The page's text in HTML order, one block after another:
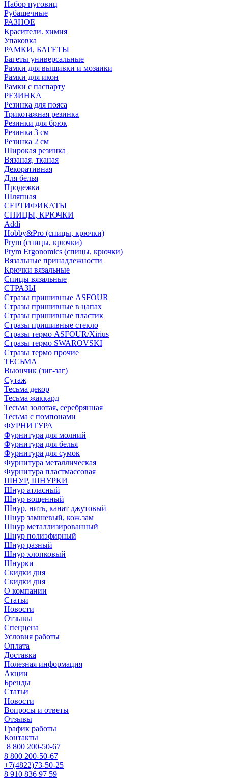
Набор пуговиц
Рубашечные
РАЗНОЕ
Красители. химия
Упаковка
РАМКИ, БАГЕТЫ
Багеты универсальные
Рамки для вышивки и мозаики
Рамки для икон
Рамки с паспарту
РЕЗИНКА
Резинка для пояса
Трикотажная резинка
Резинки для брюк
Резинка 3 см
Резинка 2 см
Широкая резинка
Вязаная, тканая
Декоративная
Для белья
Продежка
Шляпная
СЕРТИФИКАТЫ
СПИЦЫ, КРЮЧКИ
Addi
Hobby&Pro (спицы, крючки)
Prym (спицы, крючки)
Prym Ergonomics (спицы, крючки)
Вязальные принадлежности
Крючки вязальные
Спицы вязальные
СТРАЗЫ
Стразы пришивные ASFOUR
Стразы пришивные в цапах
Стразы пришивные пластик
Стразы пришивные стекло
Стразы термо ASFOUR/Xirius
Стразы термо SWAROVSKI
Стразы термо прочие
ТЕСЬМА
Вьюнчик (зиг-заг)
Сутаж
Тесьма декор
Тесьма жаккард
Тесьма золотая, серебрянная
Тесьма с помпонами
ФУРНИТУРА
Фурнитура для молний
Фурнитура для белья
Фурнитура для сумок
Фурнитура металлическая
Фурнитура пластмассовая
ШНУР, ШНУРКИ
Шнур атласный
Шнур вощенный
Шнур, нить, канат джутовый
Шнур замшевый, кож.зам
Шнур металлизированный
Шнур полиэфирный
Шнур разный
Шнур хлопковый
Шнурки
Скидки дня
Скидки дня
О компании
Статьи
Новости
Отзывы
Спеццена
Условия работы
Оплата
Доставка
Полезная информация
Акции
Бренды
Статьи
Новости
Вопросы и ответы
Отзывы
График работы
Контакты
8 800 200-50-67
8 800 200-50-67
+7(4822)73-50-25
8 910 836 97 59